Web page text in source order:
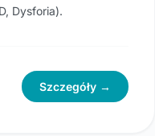
Dysforia).
Szczegóły →